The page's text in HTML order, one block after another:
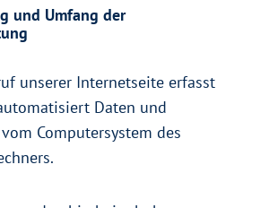
und Umfang der
unserer Internetseite erfasst
Daten und
Computersystem des